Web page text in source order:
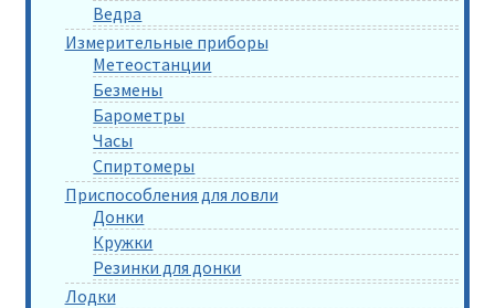
Ведра
Измерительные приборы
Метеостанции
Безмены
Барометры
Часы
Спиртомеры
Приспособления для ловли
Донки
Кружки
Резинки для донки
Лодки